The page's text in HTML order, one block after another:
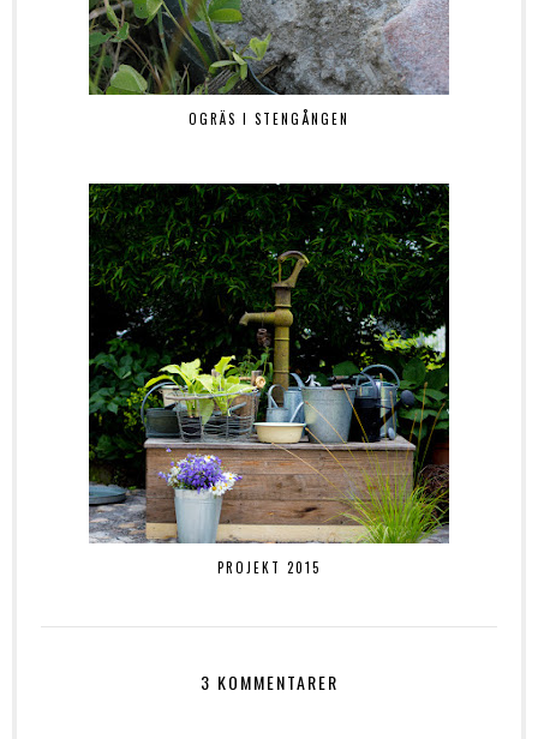
OGRÄS I STENGÅNGEN
PROJEKT 2015
3 KOMMENTARER